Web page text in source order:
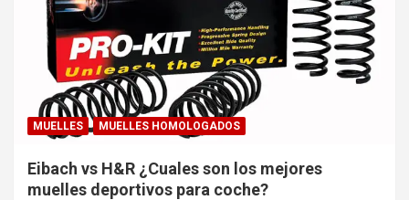
MUELLES MUELLES HOMOLOGADOS
Eibach vs H&R ¿Cuales son los mejores
muelles deportivos para coche?